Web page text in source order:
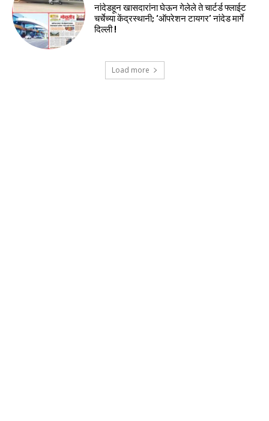
नांदेडहून खासदारांना घेऊन गेलेले ते चार्टर्ड फ्लाईट
चर्चेच्या केंद्रस्थानी; ‘ऑपरेशन टायगर’ नांदेड मार्गे
दिल्ली !
Load more